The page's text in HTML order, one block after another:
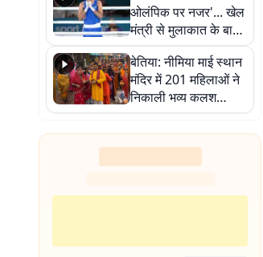
ओलंपिक पर नजर'... खेल
मंत्री से मुलाकात के बाद
जैसमीन लंबोरिया का बड़ा
बयान
बेतिया: नीमिया माई स्थान
मंदिर में 201 महिलाओं ने
निकाली भव्य कलश
शोभायात्रा, शिवलिंग
प्राण-प्रतिष्ठा महोत्सव
शुरू